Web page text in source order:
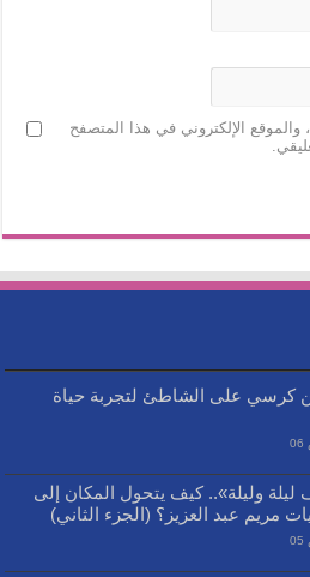
الإلكتروني في هذا المتصفح
كرسي على الشاطئ لتجربة حياة
ليلة وليلة».. كيف يتحول المكان إلى
مريم عبد العزيز؟ (الجزء الثاني)